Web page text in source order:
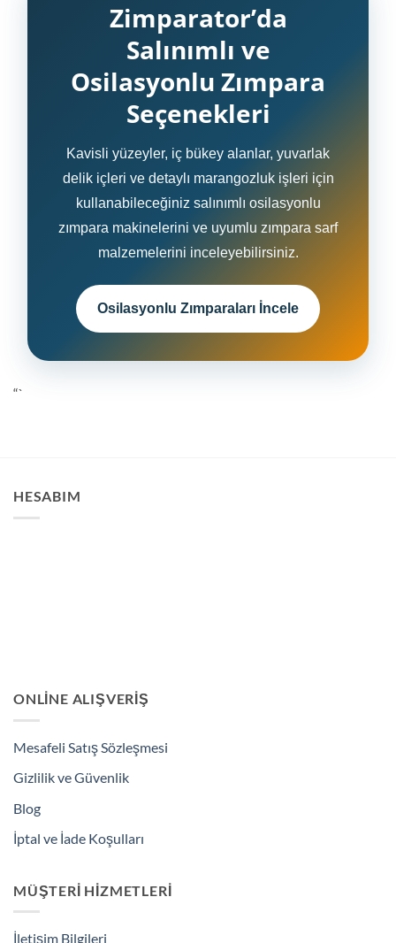
Zimparator’da
Salınımlı ve
Osilasyonlu Zımpara
Seçenekleri
Kavisli yüzeyler, iç bükey alanlar, yuvarlak
delik içleri ve detaylı marangozluk işleri için
kullanabileceğiniz salınımlı osilasyonlu
zımpara makinelerini ve uyumlu zımpara sarf
malzemelerini inceleyebilirsiniz.
Osilasyonlu Zımparaları İncele
“`
HESABIM
ONLINE ALIŞVERIŞ
Mesafeli Satış Sözleşmesi
Gizlilik ve Güvenlik
Blog
İptal ve İade Koşulları
MÜŞTERI HIZMETLERI
İletişim Bilgileri